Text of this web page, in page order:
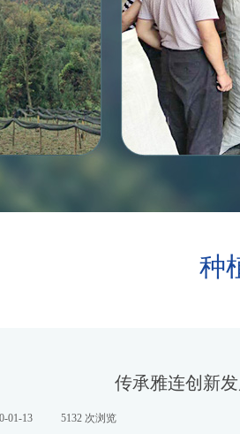
种
传承雅连创新
01-13 5132 次浏览